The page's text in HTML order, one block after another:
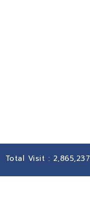
Total Visit : 2,865,237